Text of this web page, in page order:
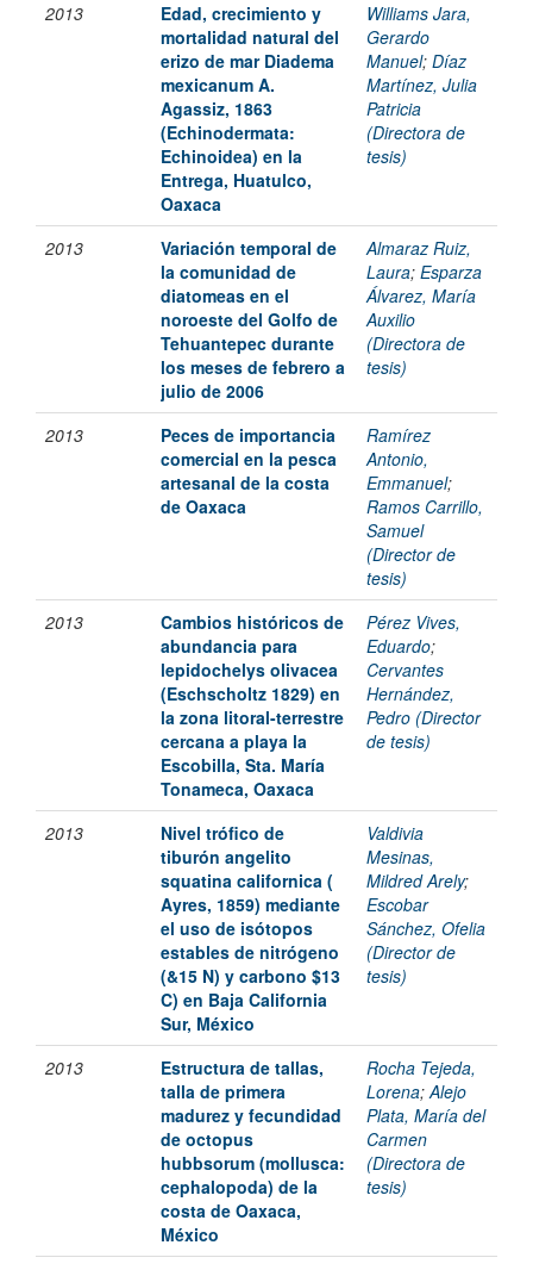
2013
Edad, crecimiento y
mortalidad natural del
erizo de mar Diadema
mexicanum A.
Agassiz, 1863
(Echinodermata:
Echinoidea) en la
Entrega, Huatulco,
Oaxaca
Williams Jara,
Gerardo
Manuel; Díaz
Martínez, Julia
Patricia
(Directora de
tesis)
2013
Variación temporal de
la comunidad de
diatomeas en el
noroeste del Golfo de
Tehuantepec durante
los meses de febrero a
julio de 2006
Almaraz Ruiz,
Laura; Esparza
Álvarez, María
Auxilio
(Directora de
tesis)
2013
Peces de importancia
comercial en la pesca
artesanal de la costa
de Oaxaca
Ramírez
Antonio,
Emmanuel;
Ramos Carrillo,
Samuel
(Director de
tesis)
2013
Cambios históricos de
abundancia para
lepidochelys olivacea
(Eschscholtz 1829) en
la zona litoral-terrestre
cercana a playa la
Escobilla, Sta. María
Tonameca, Oaxaca
Pérez Vives,
Eduardo;
Cervantes
Hernández,
Pedro (Director
de tesis)
2013
Nivel trófico de
tiburón angelito
squatina californica (
Ayres, 1859) mediante
el uso de isótopos
estables de nitrógeno
(&15 N) y carbono $13
C) en Baja California
Sur, México
Valdivia
Mesinas,
Mildred Arely;
Escobar
Sánchez, Ofelia
(Director de
tesis)
2013
Estructura de tallas,
talla de primera
madurez y fecundidad
de octopus
hubbsorum (mollusca:
cephalopoda) de la
costa de Oaxaca,
México
Rocha Tejeda,
Lorena;Alejo
Plata, María del
Carmen
(Directora de
tesis)